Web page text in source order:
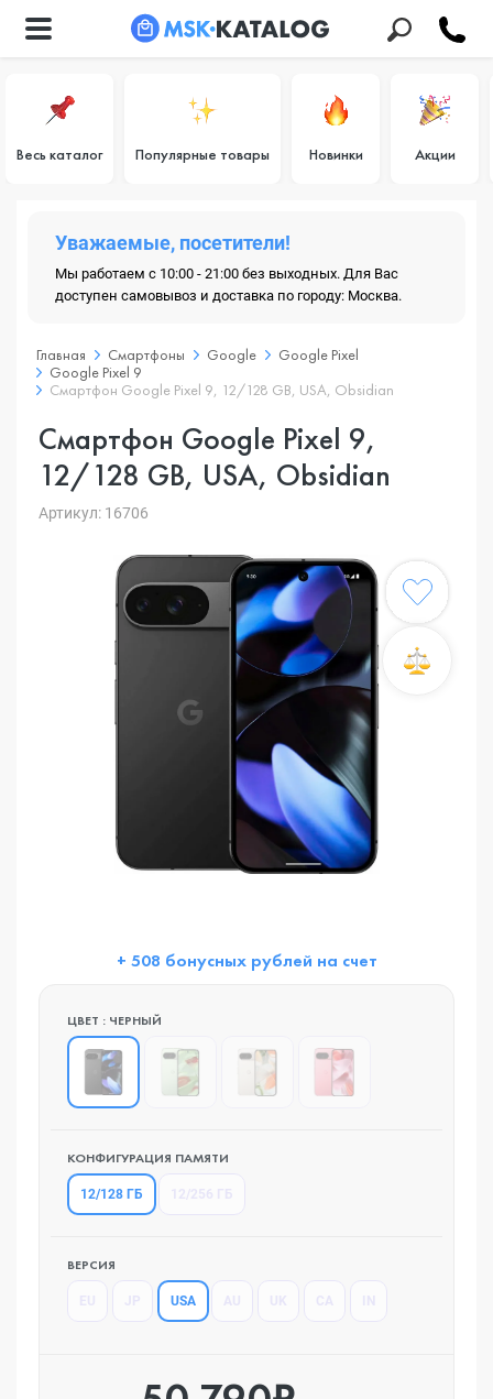
Весь каталог Популярные товары Новинки Акции
Уважаемые, посетители!
Мы работаем с 10:00 - 21:00 без выходных. Для Вас
доступен самовывоз и доставка по городу: Москва.
Главная Смартфоны Google
Google Pixel
Google Pixel 9
Смартфон Google Pixel 9, 12/128 GB, USA, Obsidian
Смартфон Google Pixel 9,
12/128 GB, USA, Obsidian
Артикул: 16706
+ 508 бонусных рублей на счет
ЦВЕТ : ЧЕРНЫЙ
КОНФИГУРАЦИЯ ПАМЯТИ
12/128 ГБ
ВЕРСИЯ
USA